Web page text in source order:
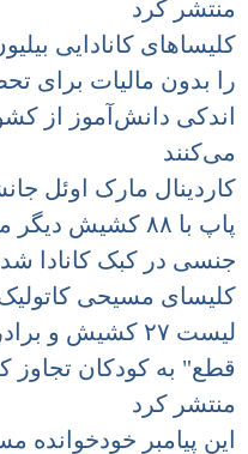
منتشر کرد
کلیساهای کانادایی
را بدون مالیات برای
اندکی دانش‌آموز از
می‌کنند
کاردینال مارک اوئل
پاپ با ۸۸ کشیش
جنسی در کبک کانادا
کلیسای مسیحی کاتولیک
لیست ۲۷ کشیش و
قطع" به کودکان تجاوز
منتشر کرد
این پیامبر خودخوانده